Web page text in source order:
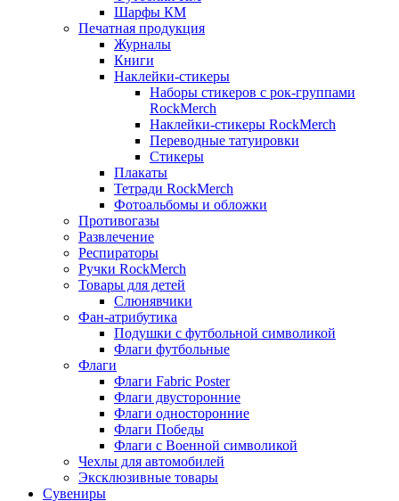
Шарфы КМ
Печатная продукция
Журналы
Книги
Наклейки-стикеры
Наборы стикеров с рок-группами
RockMerch
Наклейки-стикеры RockMerch
Переводные татуировки
Стикеры
Плакаты
Тетради RockMerch
Фотоальбомы и обложки
Противогазы
Развлечение
Респираторы
Ручки RockMerch
Товары для детей
Слюнявчики
Фан-атрибутика
Подушки с футбольной символикой
Флаги футбольные
Флаги
Флаги Fabric Poster
Флаги двусторонние
Флаги односторонние
Флаги Победы
Флаги с Военной символикой
Чехлы для автомобилей
Эксклюзивные товары
Сувениры